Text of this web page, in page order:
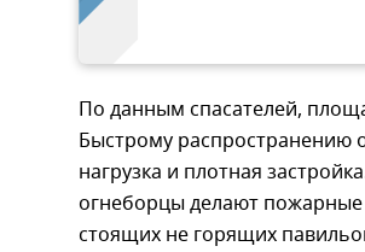
По данным спасателей,
Быстрому распространению
нагрузка и плотная
огнеборцы делают
стоящих не горящих